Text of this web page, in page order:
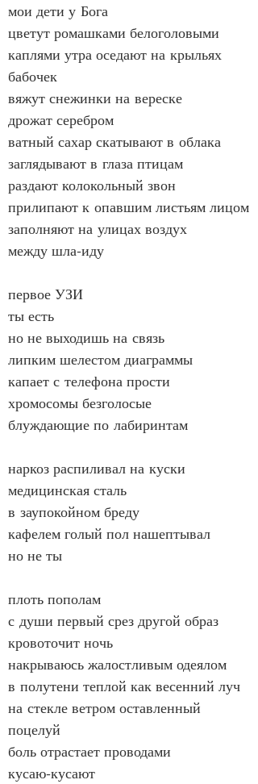
мои дети у Бога
цветут ромашками белоголовыми
каплями утра оседают на крыльях
бабочек
вяжут снежинки на вереске
дрожат серебром
ватный сахар скатывают в облака
заглядывают в глаза птицам
раздают колокольный звон
прилипают к опавшим листьям лицом
заполняют на улицах воздух
между шла‑иду
первое УЗИ
ты есть
но не выходишь на связь
липким шелестом диаграммы
капает с телефона прости
хромосомы безголосые
блуждающие по лабиринтам
наркоз распиливал на куски
медицинская сталь
в заупокойном бреду
кафелем голый пол нашептывал
но не ты
плоть пополам
с души первый срез другой образ
кровоточит ночь
накрываюсь жалостливым одеялом
в полутени теплой как весенний луч
на стекле ветром оставленный
поцелуй
боль отрастает проводами
кусаю‑кусают